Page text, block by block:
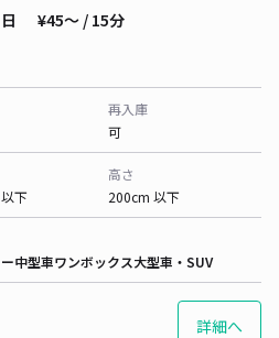
¥45〜 / 15分
再入庫
可
下
高さ
200cm 以下
中型車ワンボックス大型車・SUV
詳細へ